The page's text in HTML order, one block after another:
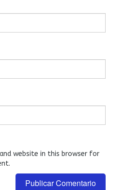
website in this browser for